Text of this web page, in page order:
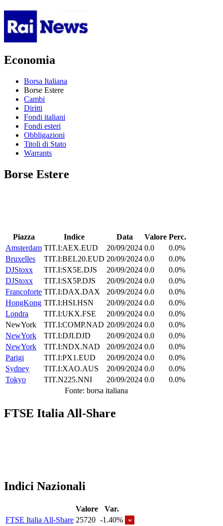
Economia
Borsa Italiana
Borse Estere
Cambi
Diritti
Fondi italiani
Fondi esteri
Obbligazioni
Titoli di Stato
Warrants
Borse Estere
Piazza Indice Data Valore Perc.
Amsterdam TIT.I:AEX.EUD 20/09/2024 0.0
0.0%
Bruxelles
TIT.I:BEL20.EUD 20/09/2024 0.0
0.0%
DJStoxx
TIT.I:SX5E.DJS 20/09/2024 0.0
0.0%
DJStoxx
TIT.I:SX5P.DJS 20/09/2024 0.0
0.0%
Francoforte TIT.I:DAX.DAX 20/09/2024 0.0
0.0%
HongKong TIT.I:HSI.HSN 20/09/2024 0.0
0.0%
Londra
TIT.I:UKX.FSE 20/09/2024 0.0
0.0%
NewYork
TIT.I:COMP.NAD 20/09/2024 0.0
0.0%
NewYork
TIT.I:DJI.DJD 20/09/2024 0.0
0.0%
NewYork
TIT.I:NDX.NAD 20/09/2024 0.0
0.0%
Parigi
TIT.I:PX1.EUD 20/09/2024 0.0
0.0%
Sydney
TIT.I:XAO.AUS 20/09/2024 0.0
0.0%
Tokyo
TIT.N225.NNI 20/09/2024 0.0
0.0%
Fonte: borsa italiana
FTSE Italia All-Share
Indici Nazionali
Valore
Var.
FTSE Italia All-Share 25720 -1.40%